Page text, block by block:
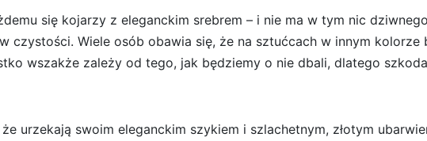
się kojarzy z eleganckim srebrem – i nie ma w tym nic
czystości. Wiele osób obawia się, że na sztućcach w innym kolorze
wszakże zależy od tego, jak będziemy o nie dbali, dlatego
urzekają swoim eleganckim szykiem i szlachetnym, złotym